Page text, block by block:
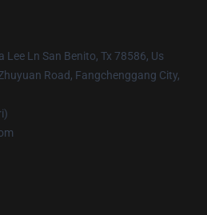
Lee Ln San Benito, Tx 78586, Us
Road, Fangchenggang City,